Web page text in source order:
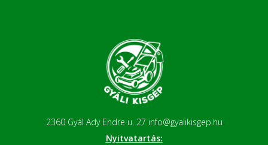
2360 Gyál Ady Endre u. 27 info@gyalikisgep.hu
Nyitvatartás: